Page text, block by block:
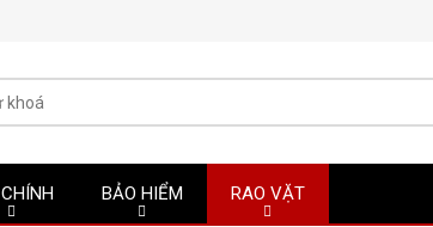
BẢO HIỂM RAO VẶT